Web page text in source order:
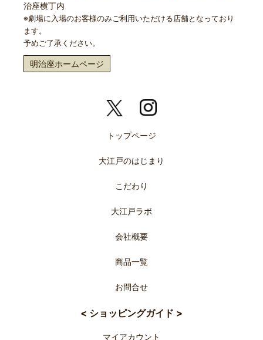
治座横丁内
※劇場に入場のお客様のみご利用いただける店舗となっており
ます。
予めご了承ください。
明治座ホームページ
トップページ
大江戸のはじまり
こだわり
大江戸ラボ
会社概要
商品一覧
お問合せ
< ショッピングガイド >
マイアカウント